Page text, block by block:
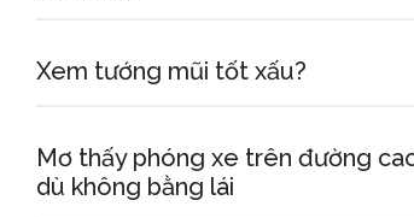
Xem tướng mũi tốt xấu?
Mơ thấy phóng xe trên đường
dù không bằng lái